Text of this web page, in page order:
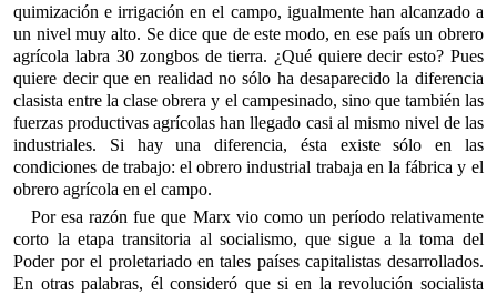
quimización e irrigación en el campo, igualmente han alcanzado a
un nivel muy alto. Se dice que de este modo, en ese país un obrero
agrícola labra 30 zongbos de tierra. ¿Qué quiere decir esto? Pues
quiere decir que en realidad no sólo ha desaparecido la diferencia
clasista entre la clase obrera y el campesinado, sino que también las
fuerzas productivas agrícolas han llegado casi al mismo nivel de las
industriales. Si hay una diferencia, ésta existe sólo en las
condiciones de trabajo: el obrero industrial trabaja en la fábrica y el
obrero agrícola en el campo.
Por esa razón fue que Marx vio como un período relativamente
corto la etapa transitoria al socialismo, que sigue a la toma del
Poder por el proletariado en tales países capitalistas desarrollados.
En otras palabras, él consideró que si en la revolución socialista